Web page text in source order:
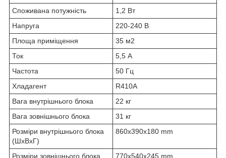
Споживана потужність
1,2 Вт
Напруга
220-240 В
Площа приміщення
35 м2
Ток
5,5 А
Частота
50 Гц
Хладагент
R410A
Вага внутрішнього блока
22 кг
Вага зовнішнього блока
31 кг
Розміри внутрішнього блока
(ШхВхГ)
860x390x180 mm
Розміри зовнішнього блока 770x540x245 mm